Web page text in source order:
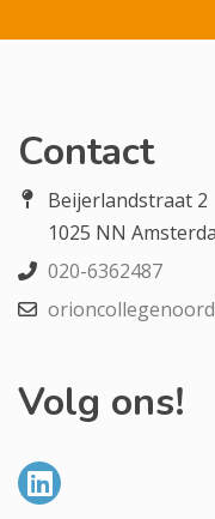
Contact
Beijerlandstraat 2
1025 NN
020-6362487
Volg ons!